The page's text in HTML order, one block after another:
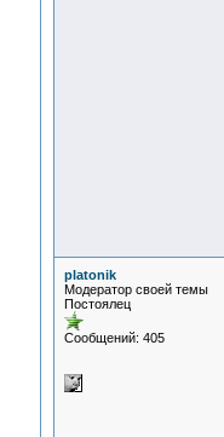
platonik
Модератор своей темы
Постоялец
Сообщений: 405